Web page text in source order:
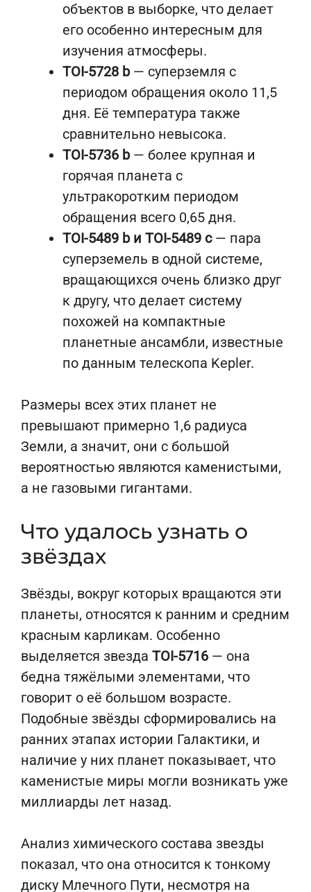
объектов в выборке, что делает
его особенно интересным для
изучения атмосферы.
TOI-5728 b— суперземля с
периодом обращения около 11,5
дня. Её температура также
сравнительно невысока.
TOI-5736 b— более крупная и
горячая планета с
ультракоротким периодом
обращения всего 0,65 дня.
TOI-5489 b и TOI-5489 c— пара
суперземель в одной системе,
вращающихся очень близко друг
к другу, что делает систему
похожей на компактные
планетные ансамбли, известные
по данным телескопа Kepler.
Размеры всех этих планет не
превышают примерно 1,6 радиуса
Земли, а значит, они с большой
вероятностью являются каменистыми,
а не газовыми гигантами.
Что удалось узнать о
звёздах
Звёзды, вокруг которых вращаются эти
планеты, относятся к ранним и средним
красным карликам. Особенно
выделяется звезда TOI-5716 — она
бедна тяжёлыми элементами, что
говорит о её большом возрасте.
Подобные звёзды сформировались на
ранних этапах истории Галактики, и
наличие у них планет показывает, что
каменистые миры могли возникать уже
миллиарды лет назад.
Анализ химического состава звезды
показал, что она относится к тонкому
диску Млечного Пути, несмотря на